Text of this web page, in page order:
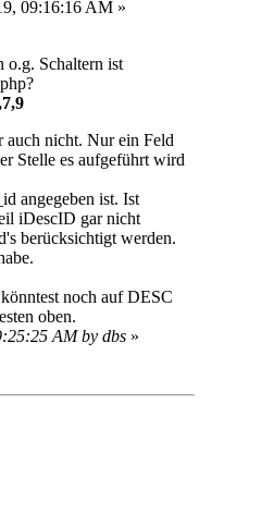
09:16:16 AM »
o.g. Schaltern ist
nicht. Nur ein Feld
Stelle es aufgeführt wird
angegeben ist. Ist
iDescID gar nicht
berücksichtigt werden.
noch auf DESC
oben.
AM by dbs »